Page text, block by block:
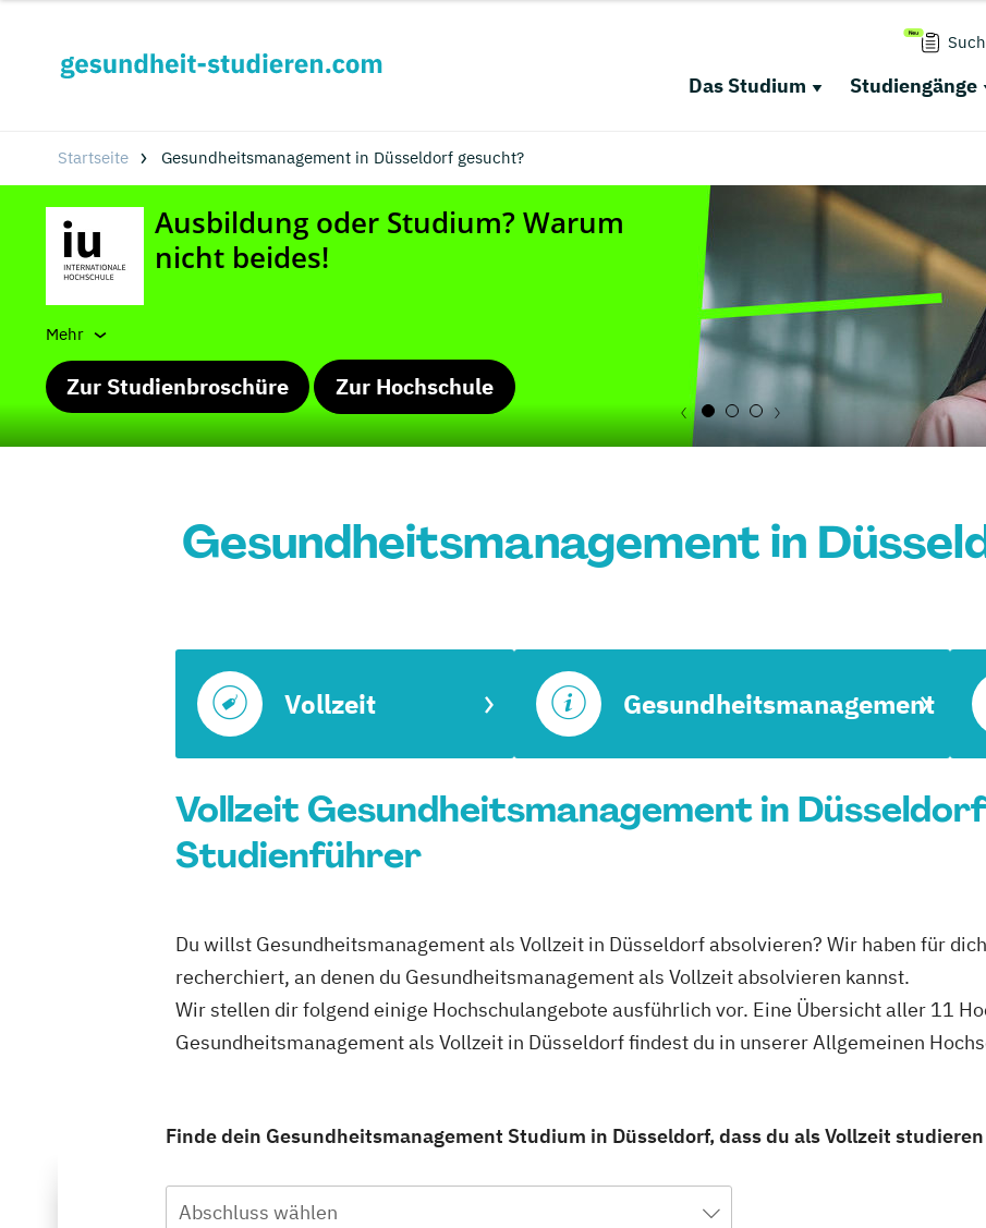
Das Studium Studiengänge
Startseite Gesundheitsmanagement in Düsseldorf gesucht?
Mehr
Zur Studienbroschüre Zur Hochschule
Gesundheitsmanagement in
Vollzeit Gesundheitsmanagement
Vollzeit Gesundheitsmanagement in
Studienführer
Du willst Gesundheitsmanagement als Vollzeit in Düsseldorf absolvieren? Wir haben für
recherchiert, an denen du Gesundheitsmanagement als Vollzeit absolvieren kannst.
Wir stellen dir folgend einige Hochschulangebote ausführlich vor. Eine Übersicht aller 11
Gesundheitsmanagement als Vollzeit in Düsseldorf findest du in unserer Allgemeinen
Finde dein Gesundheitsmanagement Studium in Düsseldorf, dass du als Vollzeit
Abschluss wählen